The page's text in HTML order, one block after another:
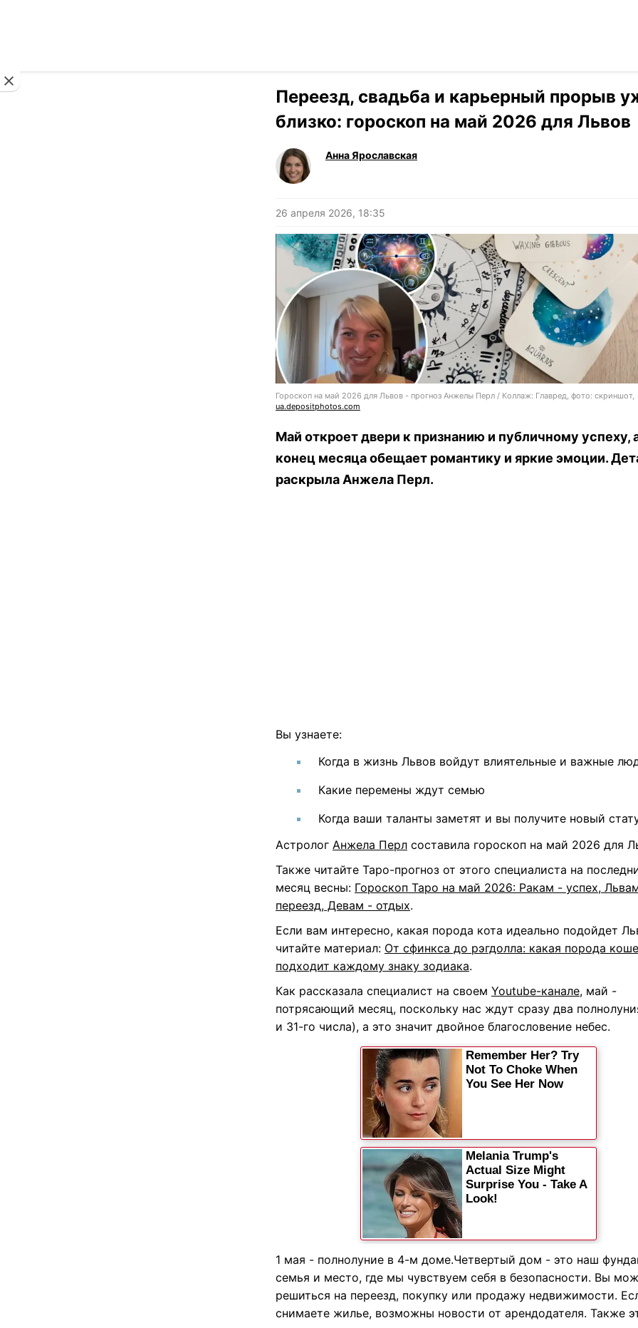
Переезд, свадьба и карьерный прорыв
близко: гороскоп на май 2026 для Львов
Анна Ярославская
26 апреля 2026, 18:35
Гороскоп на май 2026 для Львов - прогноз Анжелы Перл / Коллаж: Главред, фото: скриншот,
ua.depositphotos.com
Май откроет двери к признанию и публичному успеху,
конец месяца обещает романтику и яркие эмоции.
раскрыла Анжела Перл.
Вы узнаете:
Когда в жизнь Львов войдут влиятельные и важные
Какие перемены ждут семью
Когда ваши таланты заметят и вы получите новый
Астролог Анжела Перл составила гороскоп на май 2026 для
Также читайте Таро-прогноз от этого специалиста на
месяц весны: Гороскоп Таро на май 2026: Ракам - успех,
переезд, Девам - отдых.
Если вам интересно, какая порода кота идеально подойдет
читайте материал: От сфинкса до рэгдолла: какая порода
подходит каждому знаку зодиака.
Как рассказала специалист на своем Youtube-канале, май -
потрясающий месяц, поскольку нас ждут сразу два
и 31-го числа), а это значит двойное благословение небес.
1 мая - полнолуние в 4-м доме.Четвертый дом - это наш
семья и место, где мы чувствуем себя в безопасности. Вы
решиться на переезд, покупку или продажу недвижимости.
снимаете жилье, возможны новости от арендодателя. Также